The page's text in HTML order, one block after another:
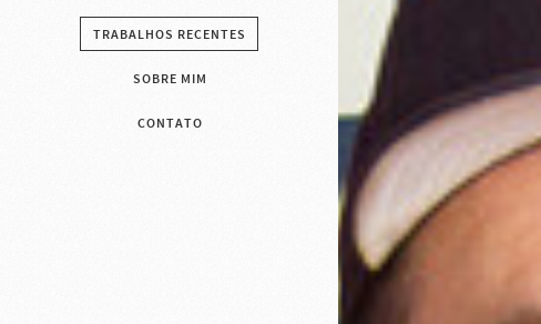
TRABALHOS RECENTES
SOBRE MIM
CONTATO